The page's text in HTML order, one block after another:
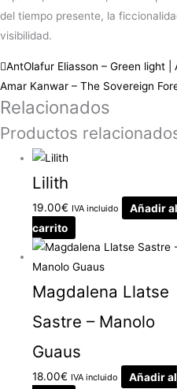
del tiempo presente, la
visibilidad.
AntOlafur Eliasson – Green light
Amar Kanwar – The Sovereign
Relacionados
Productos
Lilith
19.00€ IVA incluido
Añadir al
carrito
Magdalena Llatse
Sastre – Manolo
Guaus
18.00€ IVA incluido
Añadir al